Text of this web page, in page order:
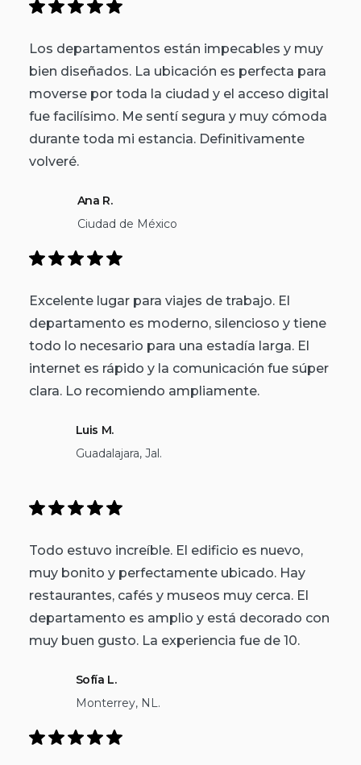
Los departamentos están impecables y muy
bien diseñados. La ubicación es perfecta para
moverse por toda la ciudad y el acceso digital
fue facilísimo. Me sentí segura y muy cómoda
durante toda mi estancia. Definitivamente
volveré.
Ana R.
Ciudad de México
Excelente lugar para viajes de trabajo. El
departamento es moderno, silencioso y tiene
todo lo necesario para una estadía larga. El
internet es rápido y la comunicación fue súper
clara. Lo recomiendo ampliamente.
Luis M.
Guadalajara, Jal.
Todo estuvo increíble. El edificio es nuevo,
muy bonito y perfectamente ubicado. Hay
restaurantes, cafés y museos muy cerca. El
departamento es amplio y está decorado con
muy buen gusto. La experiencia fue de 10.
Sofía L.
Monterrey, NL.